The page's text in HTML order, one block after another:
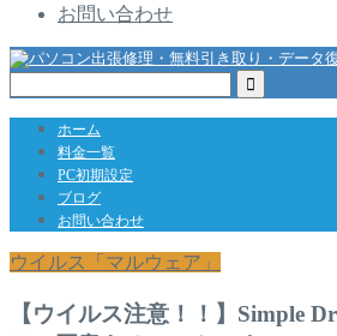
お問い合わせ
ホーム
料金一覧
PC初期設定
ブログ
お問い合わせ
ウイルス「マルウェア」
【ウイルス注意！！】Simple